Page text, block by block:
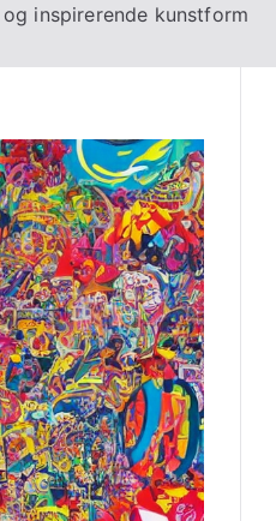
inspirerende kunstform